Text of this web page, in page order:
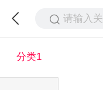
请输入
分类1